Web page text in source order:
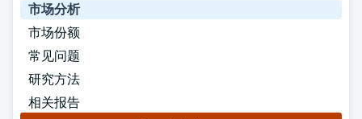
市场分析
市场份额
常见问题
研究方法
相关报告